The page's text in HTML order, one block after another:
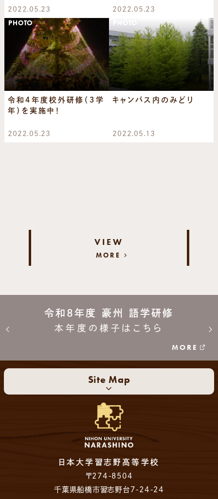
2022.05.23 2022.05.23
PHOTO
令和４年度校外研修（３学
年）を実施中！
2022.05.23
PHOTO
キャンパス内のみどり
2022.05.13
VIEW
MORE
令和8年度 豪州 語学研修
本年度の様子はこちら
MORE
Site Map
日本大学習志野高等学校
〒274-8504
千葉県船橋市習志野台7-24-24